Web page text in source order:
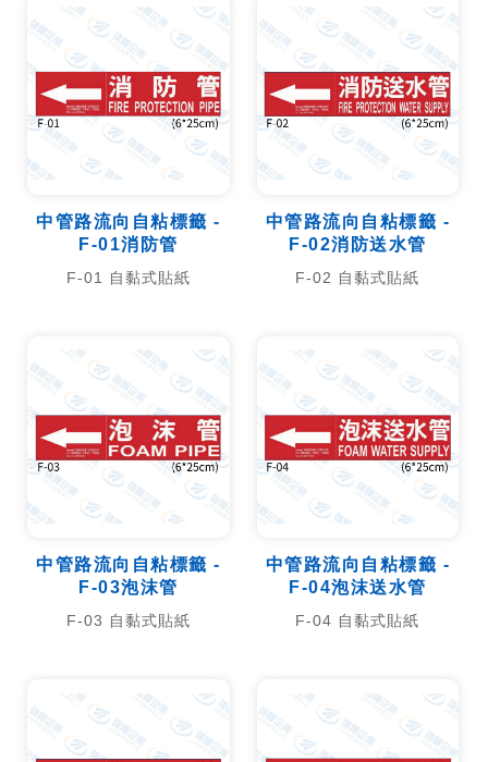
中管路流向自粘標籤 -
F-01消防管
F-01 自黏式貼紙
中管路流向自粘標籤 -
F-02消防送水管
F-02 自黏式貼紙
中管路流向自粘標籤 -
F-03泡沫管
F-03 自黏式貼紙
中管路流向自粘標籤 -
F-04泡沫送水管
F-04 自黏式貼紙